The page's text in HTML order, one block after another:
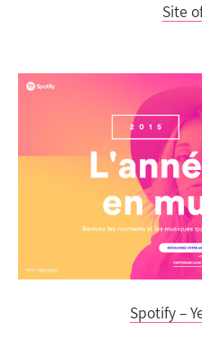
Site
Spotify –